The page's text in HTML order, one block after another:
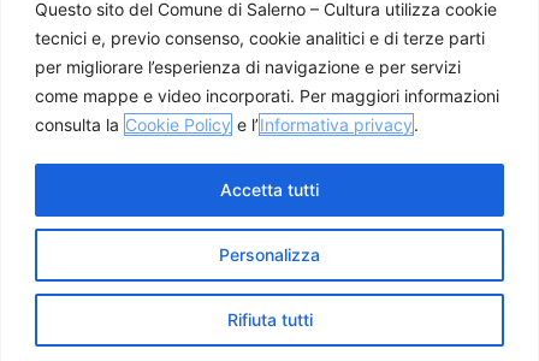
Questo sito del Comune di Salerno – Cultura utilizza cookie
tecnici e, previo consenso, cookie analitici e di terze parti
per migliorare l’esperienza di navigazione e per servizi
come mappe e video incorporati. Per maggiori informazioni
consulta la Cookie Policy e l’Informativa privacy.
Personalizza
Rifiuta tutti
Accetta tutti
Enogastronomia
Mobilità a Salerno
Luoghi nei Dintorni
Link utili
Privacy PolicyCookie Policy